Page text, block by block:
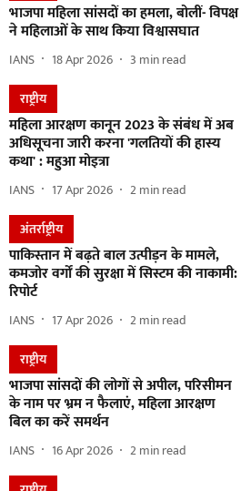
भाजपा महिला सांसदों का हमला, बोलीं- विपक्ष
ने महिलाओं के साथ किया विश्वासघात
IANS 18 Apr 2026 3 min read
राष्ट्रीय
महिला आरक्षण कानून 2023 के संबंध में अब
अधिसूचना जारी करना 'गलतियों की हास्य
कथा' : महुआ मोइत्रा
IANS 17 Apr 2026 2min read
अंतर्राष्ट्रीय
पाकिस्तान में बढ़ते बाल उत्पीड़न के मामले,
कमजोर वर्गों की सुरक्षा में सिस्टम की नाकामी:
रिपोर्ट
IANS 17 Apr 2026 2min read
राष्ट्रीय
भाजपा सांसदों की लोगों से अपील, परिसीमन
के नाम पर भ्रम न फैलाएं, महिला आरक्षण
बिल का करें समर्थन
IANS 16 Apr 2026 2min read